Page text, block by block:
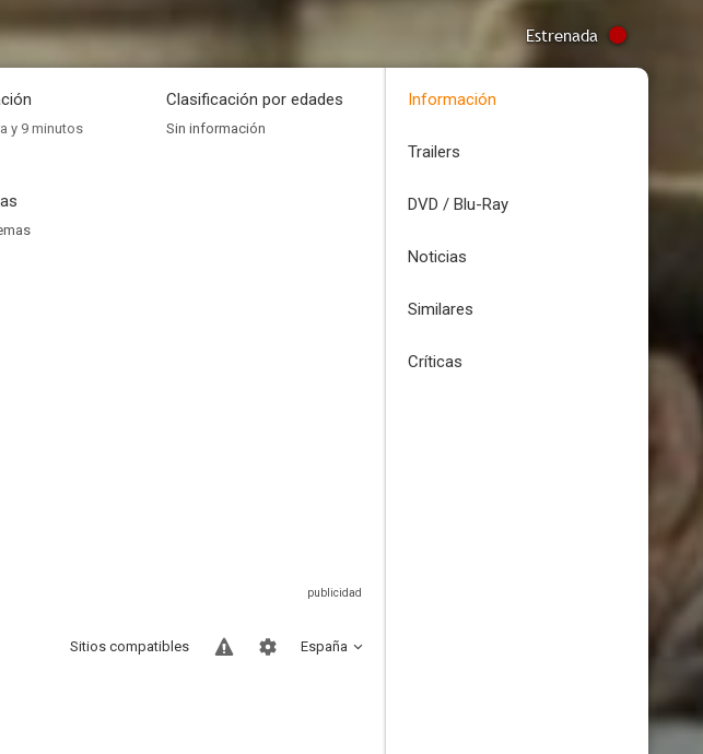
Estrenada
y 9 minutos
Clasificación por edades
Sin información
España
Sitios compatibles
Información
Trailers
DVD / Blu-Ray
Noticias
Similares
Críticas